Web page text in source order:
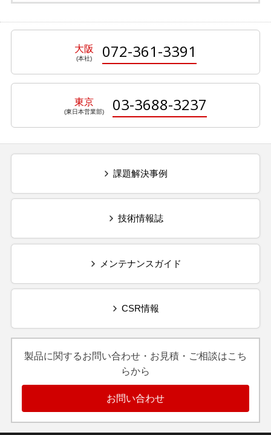
大阪 072-361-3391
東京 03-3688-3237
課題解決事例
技術情報誌
メンテナンスガイド
CSR情報
製品に関するお問い合わせ・お見積・ご相談はこち
らから
お問い合わせ